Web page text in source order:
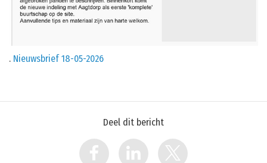
. Nieuwsbrief 18-05-2026
Deel dit bericht